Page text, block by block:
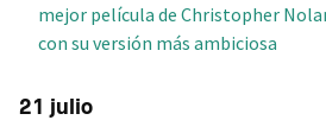
mejor película de Christopher
con su versión más ambiciosa
21 julio